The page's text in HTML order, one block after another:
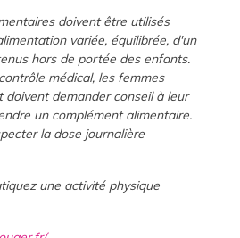
doivent être utilisés
variée, équilibrée, d'un
hors de portée des enfants.
médical, les femmes
doivent demander conseil à leur
un complément alimentaire.
la dose journalière
une activité physique